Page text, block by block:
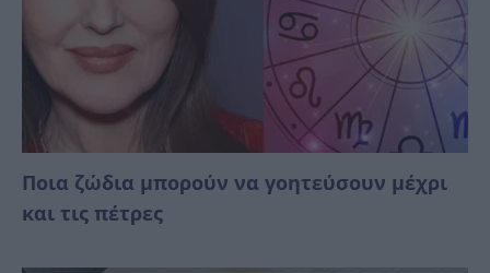
Ποια ζώδια μπορούν να γοητεύσουν μέχρι
και τις πέτρες